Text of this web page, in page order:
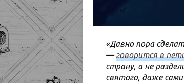
«Давно пора
—говорится в
страну, а не
святого, даже